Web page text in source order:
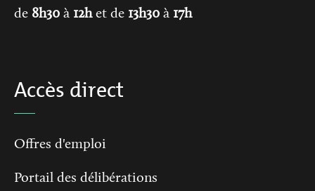
de 8h30 à 12het de 13h30 à 17h
Accès direct
Offres d'emploi
Portail des délibérations